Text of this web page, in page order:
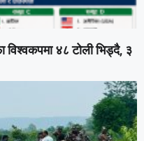
४८ टोली भिड्दै, ३